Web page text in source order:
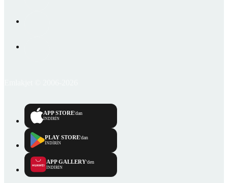
APP STORE'dan
İNDİRİN
PLAY STORE'dan
İNDİRİN
APP GALLERY'den
İNDİRİN